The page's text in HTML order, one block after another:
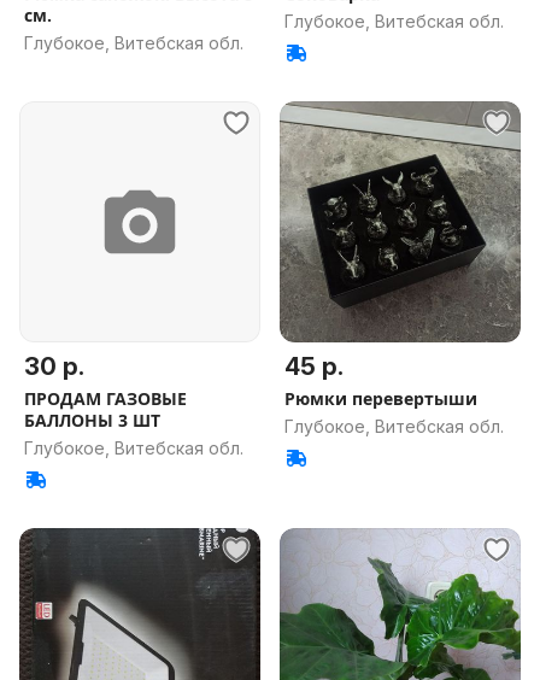
см.
Глубокое, Витебская обл.
Глубокое, Витебская обл.
30 р.
ПРОДАМ ГАЗОВЫЕ
БАЛЛОНЫ 3 ШТ
Глубокое, Витебская обл.
45 р.
Рюмки перевертыши
Глубокое, Витебская обл.